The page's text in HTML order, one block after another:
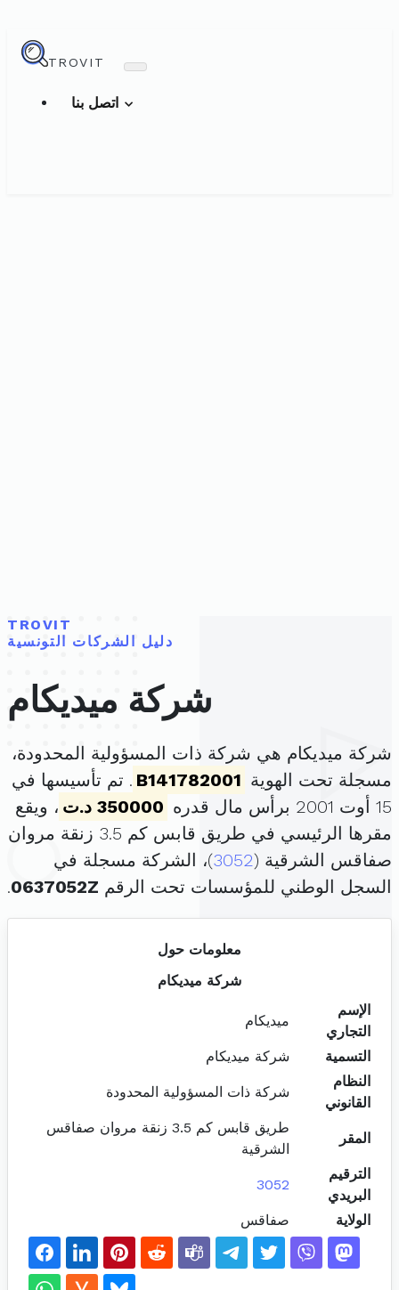
TROVIT
TROVIT
دليل الشركات التونسية
شركة ميديكام
شركة ميديكام هي شركة ذات المسؤولية المحدودة،
مسجلة تحت الهوية B141782001 . تم تأسيسها في
15 أوت 2001 برأس مال قدره
350000 د.ت
، ويقع
مقرها الرئيسي في طريق قابس كم 3.5 زنقة مروان
صفاقس الشرقية (3052)، الشركة مسجلة في
السجل الوطني للمؤسسات تحت الرقم 0637052Z
.
معلومات حول
شركة ميديكام
الإسم
التجاري
ميديكام
التسمية
شركة ميديكام
النظام
القانوني
شركة ذات المسؤولية المحدودة
المقر
طريق قابس كم 3.5 زنقة مروان صفاقس
الشرقية
الترقيم
البريدي
3052
الولاية صفاقس